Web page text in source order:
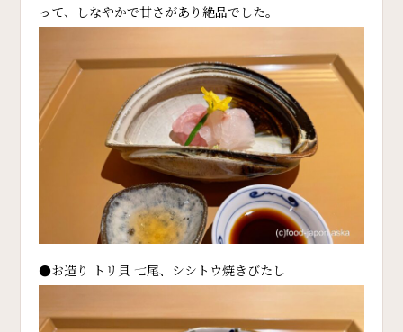
って、しなやかで甘さがあり絶品でした。
●お造り トリ貝 七尾、シシトウ焼きびたし